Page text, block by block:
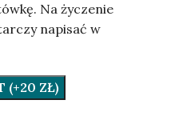
Na życzenie
napisać w
(+20 ZŁ)